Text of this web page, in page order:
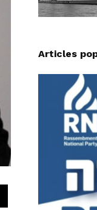
Articles